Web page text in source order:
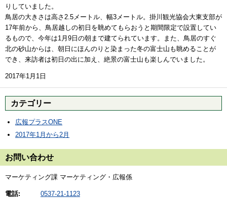
りしていました。
鳥居の大きさは高さ2.5メートル、幅3メートル。掛川観光協会大東支部が
17年前から、鳥居越しの初日を眺めてもらおうと期間限定で設置してい
るもので、今年は1月9日の朝まで建てられています。また、鳥居のすぐ
北の砂山からは、朝日にほんのりと染まった冬の富士山も眺めることが
でき、来訪者は初日の出に加え、絶景の富士山も楽しんでいました。
2017年1月1日
カテゴリー
広報プラスONE
2017年1月から2月
お問い合わせ
マーケティング課 マーケティング・広報係
電話: 0537-21-1123